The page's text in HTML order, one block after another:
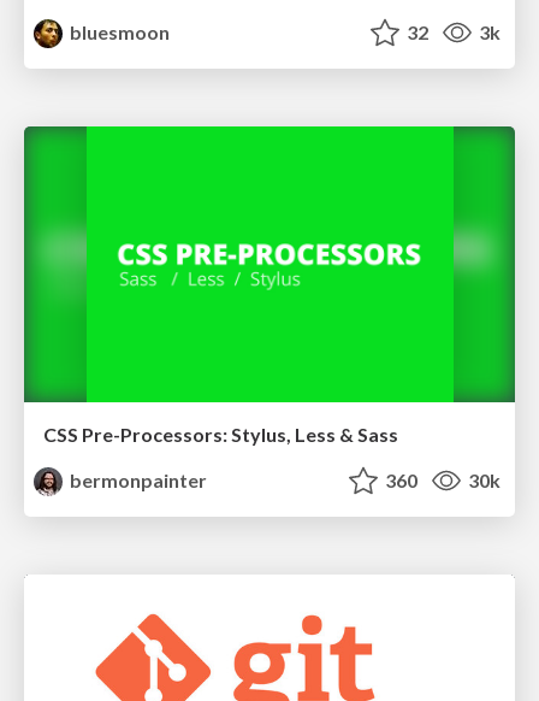
bluesmoon
32 3k
CSS Pre-Processors: Stylus, Less & Sass
bermonpainter
360 30k